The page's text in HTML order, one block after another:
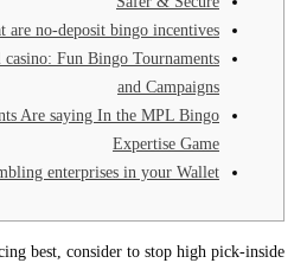
what are no-deposit bingo incentives?
Local casino: Fun Bingo Tournaments
and Campaigns
Participants Are saying In the MPL Bingo
Expertise Game
Gambling enterprises in your Wallet
financing best, consider to stop high